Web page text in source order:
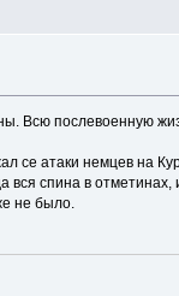
Всю послевоенную
атаки немцев на
спина в
не было.